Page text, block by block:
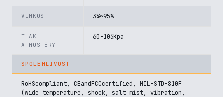
VLHKOST 3%~95%
TLAK
ATMOSFÉRY
60-106Kpa
SPOLEHLIVOST
RoHScompliant, CEandFCCcertified, MIL-STD-810F
(wide temperature, shock, salt mist, vibration,